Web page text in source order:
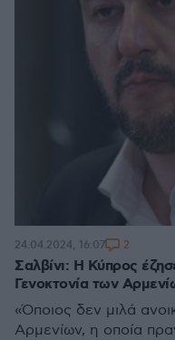
Σαλβίνι: Η Κύπρος
Γενοκτονία των
«Όποιος δεν μιλά
Αρμενίων, η οποία
24.04.2024, 16:07 2